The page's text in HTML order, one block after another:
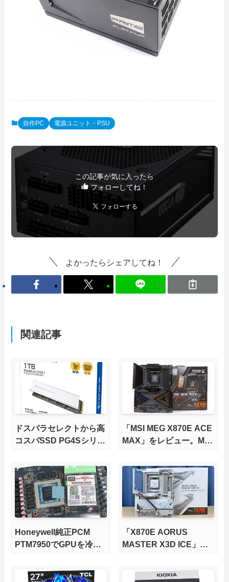
自作PC 電源ユニット・PSU
この記事が気に入ったら
フォローしてね！
よかったらシェアしてね！
関連記事
ドスパラセレクトから高
コスパSSD PG4Sシリー
「MSI MEG X870E ACE
MAX」をレビュー。M.2
版X870Eマザーボードを
徹底検証
Honeywell純正PCM
PTM7950でGPUを冷や
「X870E AORUS
MASTER X3D ICE」を
さらに高速にする完全版